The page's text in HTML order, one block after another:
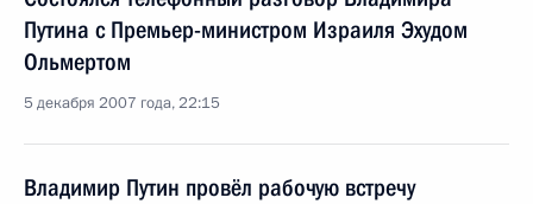
Путина с Премьер-министром Израиля Эхудом
Ольмертом
5 декабря 2007 года, 22:15
Владимир Путин провёл рабочую встречу